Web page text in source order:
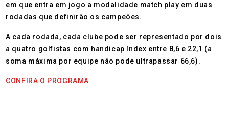
em que entra em jogo a modalidade match play em duas
rodadas que definirão os campeões.
A cada rodada, cada clube pode ser representado por dois
a quatro golfistas com handicap índex entre 8,6 e 22,1 (a
soma máxima por equipe não pode ultrapassar 66,6).
CONFIRA O PROGRAMA